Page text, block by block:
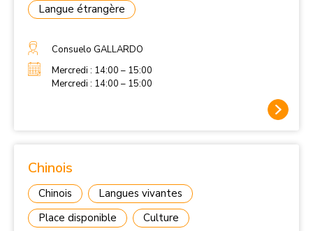
Langue étrangère
Consuelo GALLARDO
Mercredi : 14:00 – 15:00
Mercredi : 14:00 – 15:00
Chinois
Chinois
Langues vivantes
Place disponible
Culture